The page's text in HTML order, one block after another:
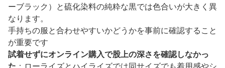
ーブラック）と硫化染料の純粋な黒では色合いが大きく異
なります。
手持ちの服と合わせやすいかどうかを事前に確認すること
が重要です
試着せずにオンライン購入で股上の深さを確認しなかっ